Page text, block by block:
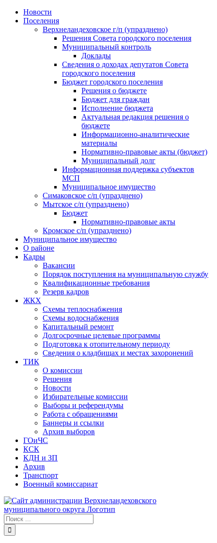
Skip
Новости
Поселения
Верхнеландеховское г/п (упразднено)
Решения Совета городского поселения
Муниципальный контроль
Доклады
Сведения о доходах депутатов Совета
городского поселения
Бюджет городского поселения
Решения о бюджете
Бюджет для граждан
Исполнение бюджета
Актуальная редакция решения о
бюджете
Информационно-аналитические
материалы
Нормативно-правовые акты (бюджет)
Муниципальный долг
Информационная поддержка субъектов
МСП
Муниципальное имущество
Симаковское с/п (упразднено)
Мытское с/п (упразднено)
Бюджет
Нормативно-правовые акты
Кромское с/п (упразднено)
Муниципальное имущество
О районе
Кадры
Вакансии
Порядок поступления на муниципальную службу
Квалификационные требования
Резерв кадров
ЖКХ
Схемы теплоснабжения
Схемы водоснабжения
Капитальный ремонт
Долгосрочные целевые программы
Подготовка к отопительному периоду
Сведения о кладбищах и местах захоронений
ТИК
О комиссии
Решения
Новости
Избирательные комиссии
Выборы и референдумы
Работа с обращениями
Баннеры и ссылки
Архив выборов
ГОиЧС
КСК
КДН и ЗП
Архив
Транспорт
Военный комиссариат
Результат
поиска: